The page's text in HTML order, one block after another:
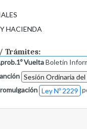
HACIENDA
Trámites:
VueltaBoletín
Sesión Ordinaria
Ley Nº 2229